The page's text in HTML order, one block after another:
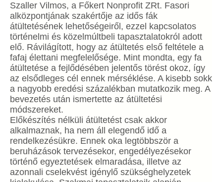
Szaller Vilmos, a Főkert Nonprofit ZRt. Fasori
alközpontjának szakértője az idős fák
átültetésének lehetőségeiről, ezzel kapcsolatos
történelmi és közelmúltbeli tapasztalatokról adott
elő. Rávilágított, hogy az átültetés első feltétele a
fafaj élettani megfelelősége. Mint mondta, egy fa
átültetése a fejlődésében jelentős törést okoz, így
az elsődleges cél ennek mérséklése. A kisebb sokk
a nagyobb eredési százalékban mutatkozik meg. A
bevezetés után ismertette az átültetési
módszereket.
Előkészítés nélküli átültetést csak akkor
alkalmaznak, ha nem áll elegendő idő a
rendelkezésükre. Ennek oka legtöbbször a
beruházások tervezésekor, engedélyezésekor
történő egyeztetések elmaradása, illetve az
azonnali cselekvést igénylő szükséghelyzetek